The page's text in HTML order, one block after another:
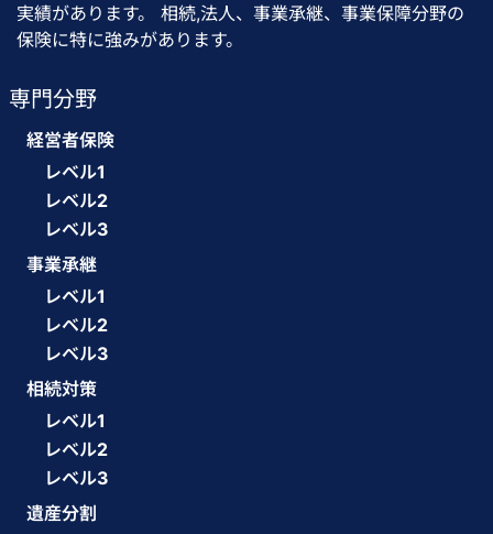
実績があります。 相続,法人、事業承継、事業保障分野の
保険に特に強みがあります。
専門分野
経営者保険
レベル1
レベル2
レベル3
事業承継
レベル1
レベル2
レベル3
相続対策
レベル1
レベル2
レベル3
遺産分割